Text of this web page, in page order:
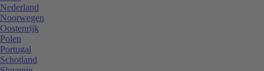
Nederland
Noorwegen
Oostenrijk
Polen
Portugal
Schotland